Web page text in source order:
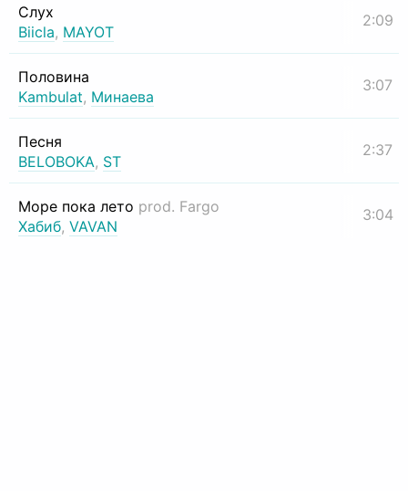
Слух
Biicla, MAYOT
2:09
Половина
Kambulat, Минаева
3:07
Песня
BELOBOKA, ST
2:37
Море пока лето prod. Fargo
Хабиб, VAVAN
3:04